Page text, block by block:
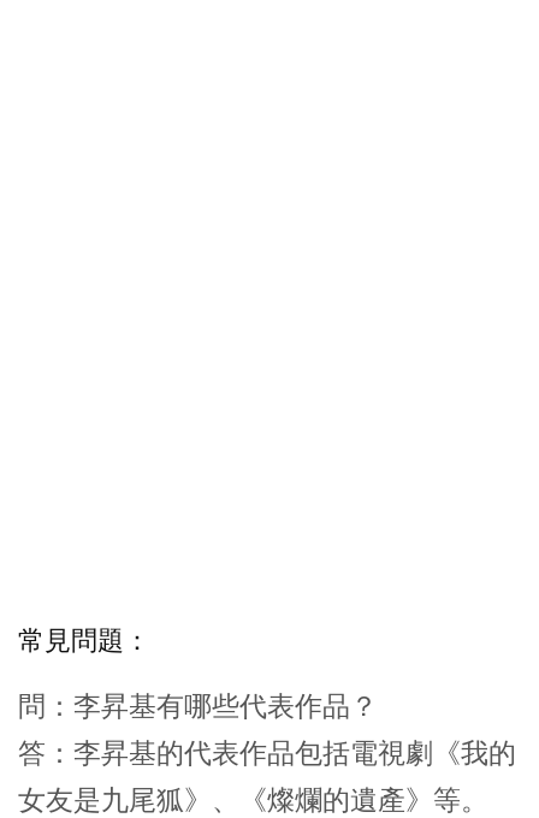
常見問題：
問：李昇基有哪些代表作品？
答：李昇基的代表作品包括電視劇《我的
女友是九尾狐》、《燦爛的遺產》等。